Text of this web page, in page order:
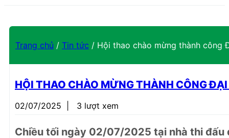
Trang chủ / Tin tức / Hội thao chào mừng thành công
HỘI THAO CHÀO MỪNG THÀNH CÔNG
02/07/2025 3 lượt xem
Chiều tối ngày 02/07/2025 tại nhà thi đấu